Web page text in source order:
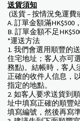
送貨須知
(送貨 – 按情況免運費
A. 訂單金額滿
B. 訂單金額不足
*運送方法
1. 我們會選用順豐的
住宅地址；客人亦可
務點)。結帳時，客人
正確的收件人信息，
指定的地點。
2. 如客人要求送貨到
址中填寫正確的順豐
填寫編號，然後再寫